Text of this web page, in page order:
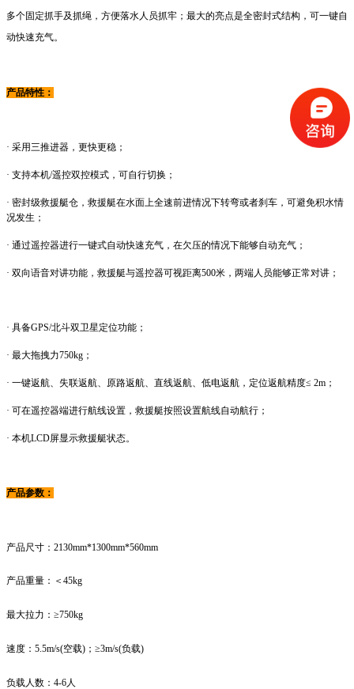
多个固定抓手及抓绳，方便落水人员抓牢；最大的亮点是全密封式结构，可一键自
动快速充气。
产品特性：
· 采用三推进器，更快更稳；
· 支持本机/遥控双控模式，可自行切换；
· 密封级救援艇仓，救援艇在水面上全速前进情况下转弯或者刹车，可避免积水情
况发生；
· 通过遥控器进行一键式自动快速充气，在欠压的情况下能够自动充气；
· 双向语音对讲功能，救援艇与遥控器可视距离500米，两端人员能够正常对讲；
· 具备GPS/北斗双卫星定位功能；
· 最大拖拽力750kg；
· 一键返航、失联返航、原路返航、直线返航、低电返航，定位返航精度≤ 2m；
· 可在遥控器端进行航线设置，救援艇按照设置航线自动航行；
· 本机LCD屏显示救援艇状态。
产品参数：
产品尺寸：2130mm*1300mm*560mm
产品重量： ＜45kg
最大拉力： ≥750kg
速度： 5.5m/s(空载)；≥3m/s(负载)
负载人数： 4-6人